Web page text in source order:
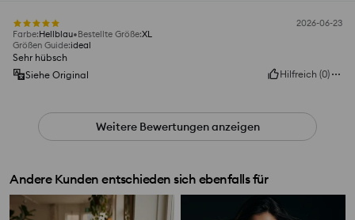
2026-06-23
Farbe:Hellblau Bestellte Größe:XL
Größen Guide:ideal
Sehr hübsch
Siehe Original
Hilfreich (0)
Weitere Bewertungen anzeigen
Andere Kunden entschieden sich ebenfalls für